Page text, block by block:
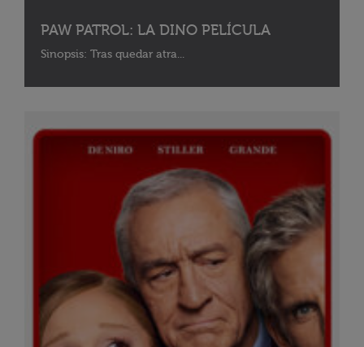
PAW PATROL: LA DINO PELÍCULA
Sinopsis: Tras quedar atra...